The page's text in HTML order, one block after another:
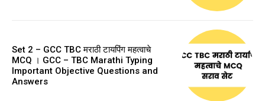
Set 2 – GCC TBC मराठी टायपिंग महत्वाचे
MCQ । GCC – TBC Marathi Typing
Important Objective Questions and
Answers